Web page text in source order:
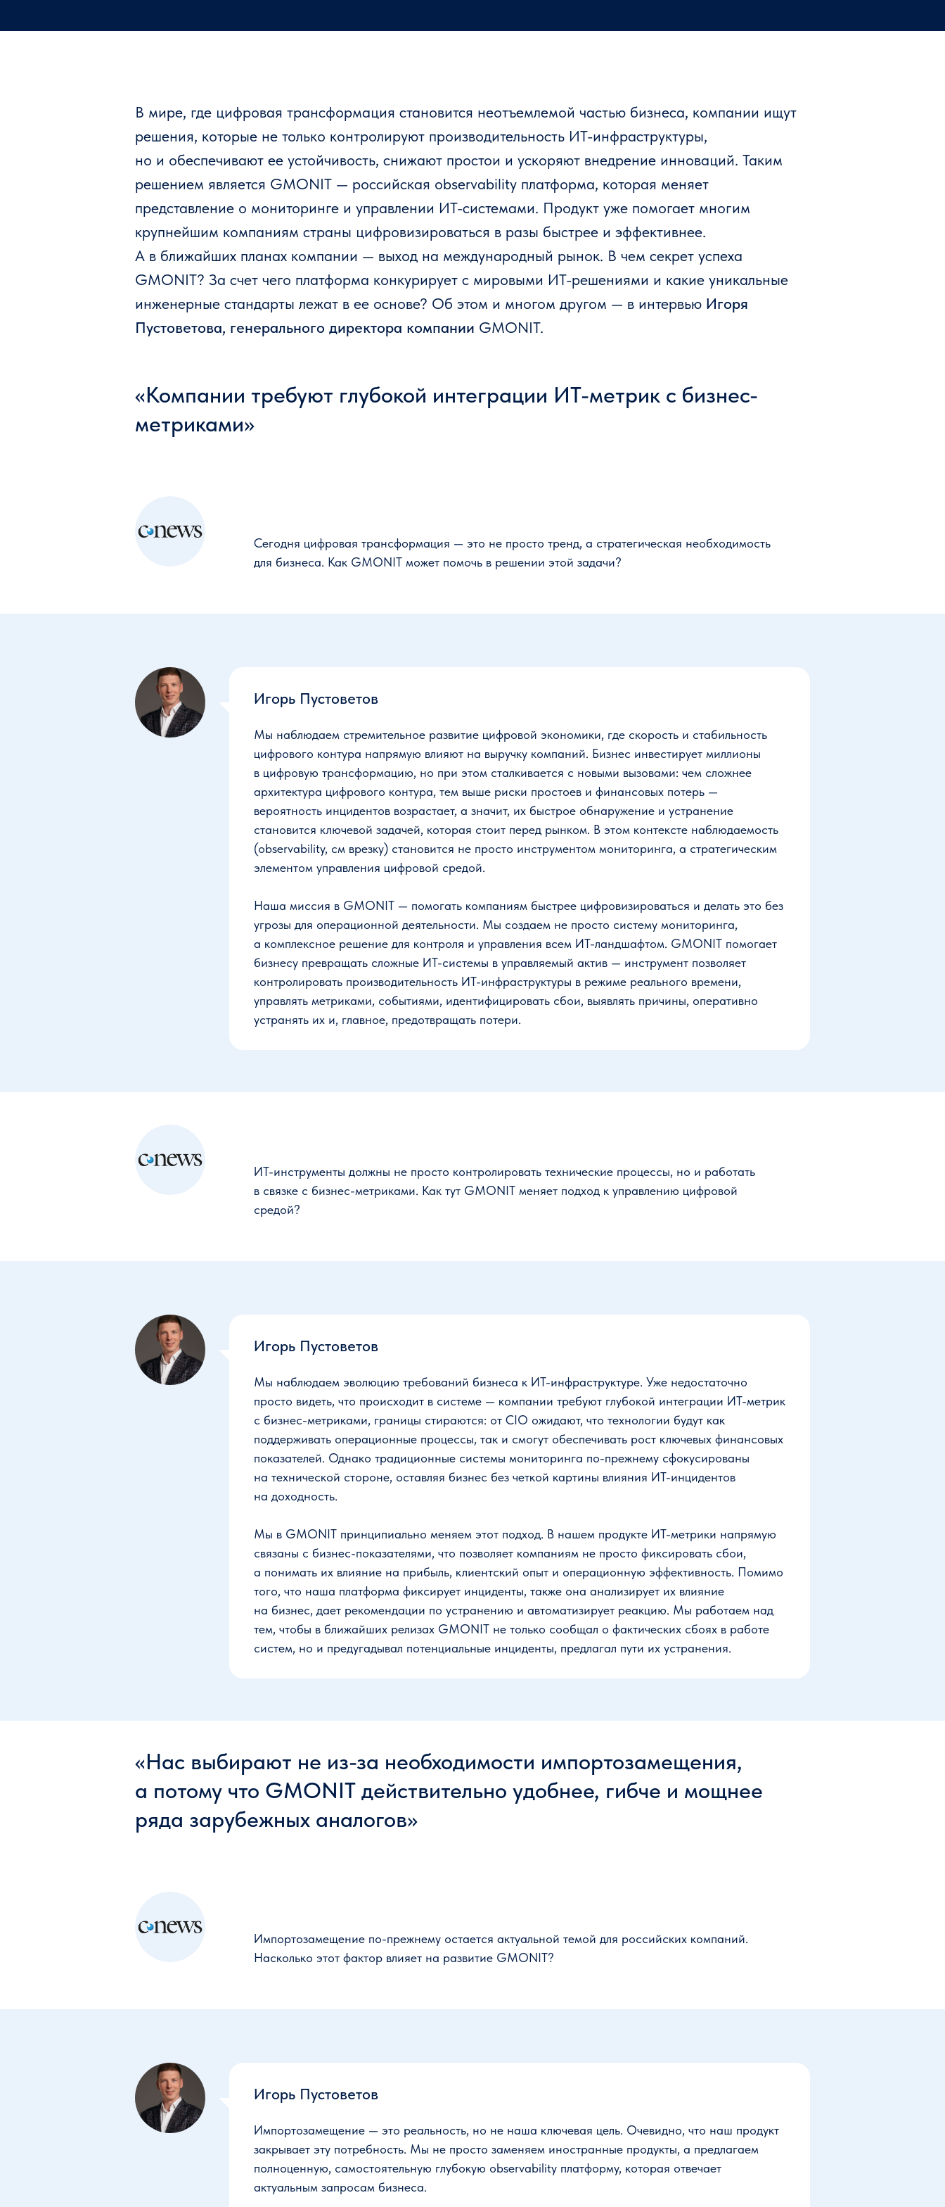
В мире, где цифровая трансформация становится неотъемлемой частью бизнеса, компании ищут
решения, которые не только контролируют производительность ИТ-инфраструктуры,
но и обеспечивают ее устойчивость, снижают простои и ускоряют внедрение инноваций. Таким
решением является GMONIT — российская observability платформа, которая меняет
представление о мониторинге и управлении ИТ-системами. Продукт уже помогает многим
крупнейшим компаниям страны цифровизироваться в разы быстрее и эффективнее.
А в ближайших планах компании — выход на международный рынок. В чем секрет успеха
GMONIT? За счет чего платформа конкурирует с мировыми ИТ-решениями и какие уникальные
инженерные стандарты лежат в ее основе? Об этом и многом другом — в интервью Игоря
Пустоветова, генерального директора компании GMONIT.
«Компании требуют глубокой интеграции ИT-метрик с бизнес-
метриками»
Сегодня цифровая трансформация — это не просто тренд, а стратегическая необходимость
для бизнеса. Как GMONIT может помочь в решении этой задачи?
Игорь Пустоветов
Мы наблюдаем стремительное развитие цифровой экономики, где скорость и стабильность
цифрового контура напрямую влияют на выручку компаний. Бизнес инвестирует миллионы
в цифровую трансформацию, но при этом сталкивается с новыми вызовами: чем сложнее
архитектура цифрового контура, тем выше риски простоев и финансовых потерь —
вероятность инцидентов возрастает, а значит, их быстрое обнаружение и устранение
становится ключевой задачей, которая стоит перед рынком. В этом контексте наблюдаемость
(observability, см врезку) становится не просто инструментом мониторинга, а стратегическим
элементом управления цифровой средой.
Наша миссия в GMONIT — помогать компаниям быстрее цифровизироваться и делать это без
угрозы для операционной деятельности. Мы создаем не просто систему мониторинга,
а комплексное решение для контроля и управления всем ИT-ландшафтом. GMONIT помогает
бизнесу превращать сложные ИТ-системы в управляемый актив — инструмент позволяет
контролировать производительность ИT-инфраструктуры в режиме реального времени,
управлять метриками, событиями, идентифицировать сбои, выявлять причины, оперативно
устранять их и, главное, предотвращать потери.
ИT-инструменты должны не просто контролировать технические процессы, но и работать
в связке с бизнес-метриками. Как тут GMONIT меняет подход к управлению цифровой
средой?
Игорь Пустоветов
Мы наблюдаем эволюцию требований бизнеса к ИT-инфраструктуре. Уже недостаточно
просто видеть, что происходит в системе — компании требуют глубокой интеграции ИT-метрик
с бизнес-метриками, границы стираются: от CIO ожидают, что технологии будут как
поддерживать операционные процессы, так и смогут обеспечивать рост ключевых финансовых
показателей. Однако традиционные системы мониторинга по-прежнему сфокусированы
на технической стороне, оставляя бизнес без четкой картины влияния ИT-инцидентов
на доходность.
Мы в GMONIT принципиально меняем этот подход. В нашем продукте ИT-метрики напрямую
связаны с бизнес-показателями, что позволяет компаниям не просто фиксировать сбои,
а понимать их влияние на прибыль, клиентский опыт и операционную эффективность. Помимо
того, что наша платформа фиксирует инциденты, также она анализирует их влияние
на бизнес, дает рекомендации по устранению и автоматизирует реакцию. Мы работаем над
тем, чтобы в ближайших релизах GMONIT не только сообщал о фактических сбоях в работе
систем, но и предугадывал потенциальные инциденты, предлагал пути их устранения.
«Нас выбирают не из-за необходимости импортозамещения,
а потому что GMONIT действительно удобнее, гибче и мощнее
ряда зарубежных аналогов»
Импортозамещение по-прежнему остается актуальной темой для российских компаний.
Насколько этот фактор влияет на развитие GMONIT?
Игорь Пустоветов
Импортозамещение — это реальность, но не наша ключевая цель. Очевидно, что наш продукт
закрывает эту потребность. Мы не просто заменяем иностранные продукты, а предлагаем
полноценную, самостоятельную глубокую observability платформу, которая отвечает
актуальным запросам бизнеса.